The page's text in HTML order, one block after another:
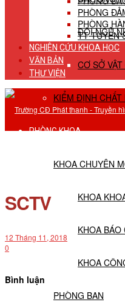
ĐỘI NGŨ
CƠ SỞ
KIỂM ĐỊNH CHẤT
PHÒNG KHOA
KHOA CHUYÊN
KHOA
KHOA BÁO
KHOA
PHÒNG BAN
PHÒNG
PHÒNG
TT TUYỂN
NGHIÊN CỨU KHOA HỌC
VĂN BẢN
THƯ VIỆN
SCTV
12 Tháng 11, 2018
0
Bình luận